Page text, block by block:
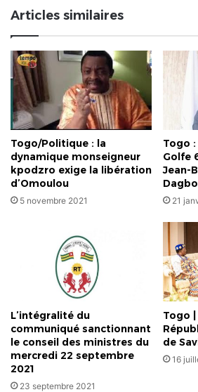
pour
"corruption
de
la
jeunesse"
Articles similaires
Togo/Politique : la
dynamique monseigneur
kpodzro exige la libération
d’Omoulou
5 novembre 2021
Togo
Golfe
Jean-
21
L’intégralité du
communiqué sanctionnant
le conseil des ministres du
mercredi 22 septembre
2021
23 septembre 2021
Togo
de
16